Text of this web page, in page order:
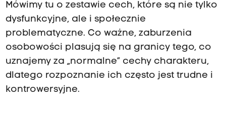
Mówimy tu o zestawie cech, które są nie tylko
dysfunkcyjne, ale i społecznie
problematyczne. Co ważne, zaburzenia
osobowości plasują się na granicy tego, co
uznajemy za „normalne” cechy charakteru,
dlatego rozpoznanie ich często jest trudne i
kontrowersyjne.